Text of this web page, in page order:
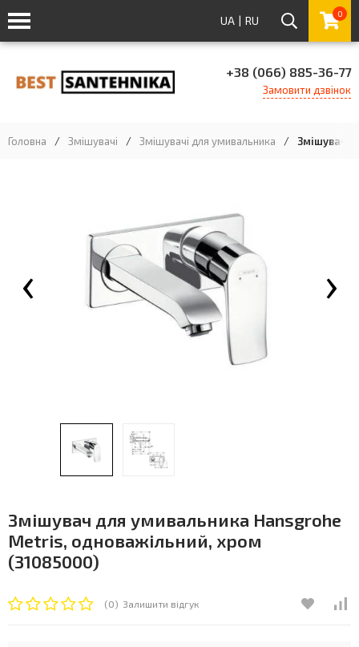
UA | RU 0
+38 (066) 885-36-77
Замовити дзвінок
Головна / Змішувачі / Змішувачі для умивальника / Змішувач
‹ ›
Змішувач для умивальника Hansgrohe
Metris, одноважільний, хром
(31085000)
(0) Залишити відгук